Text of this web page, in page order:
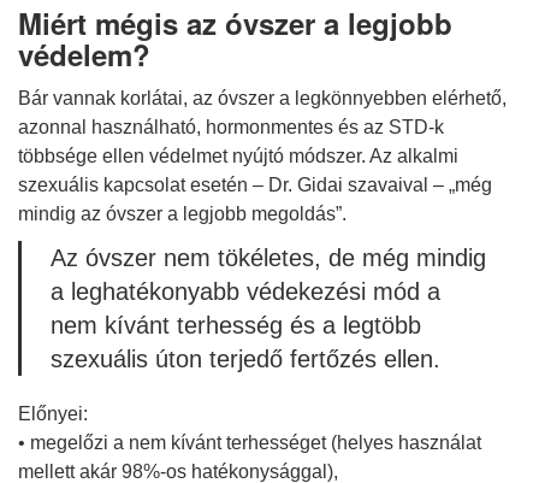
Miért mégis az óvszer a legjobb
védelem?
Bár vannak korlátai, az óvszer a legkönnyebben elérhető,
azonnal használható, hormonmentes és az STD-k
többsége ellen védelmet nyújtó módszer. Az alkalmi
szexuális kapcsolat esetén – Dr. Gidai szavaival – „még
mindig az óvszer a legjobb megoldás”.
Az óvszer nem tökéletes, de még mindig
a leghatékonyabb védekezési mód a
nem kívánt terhesség és a legtöbb
szexuális úton terjedő fertőzés ellen.
Előnyei:
• megelőzi a nem kívánt terhességet (helyes használat
mellett akár 98%-os hatékonysággal),